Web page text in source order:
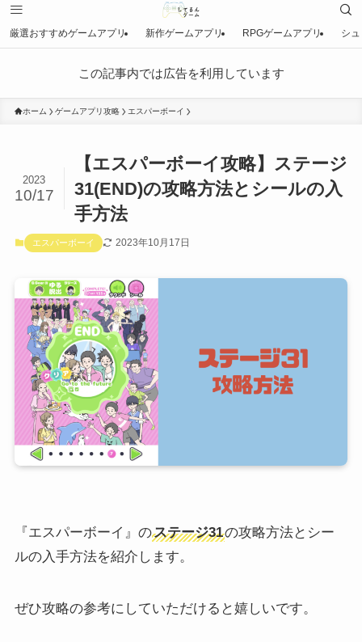
厳選おすすめゲームアプリ 新作ゲームアプリ RPGゲームアプリ シ
この記事内では広告を利用しています
ホーム ゲームアプリ攻略 エスパーボーイ
【エスパーボーイ攻略】ステージ
31(END)の攻略方法とシールの入
手方法
2023
10/17
エスパーボーイ 2023年10月17日
『エスパーボーイ』のステージ31の攻略方法とシー
ルの入手方法を紹介します。
ぜひ攻略の参考にしていただけると嬉しいです。